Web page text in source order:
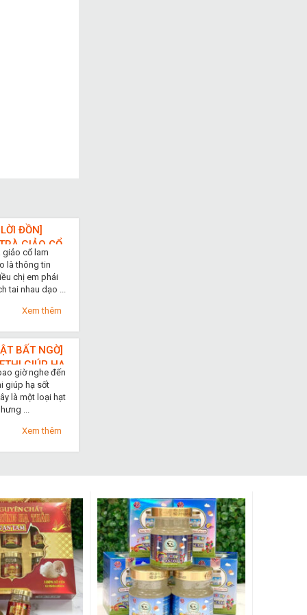
ĐỒN]
GIẢO CỔ
BÉO
giảo cổ lam
là thông tin
chị em phái
tai nhau dạo ...
Xem thêm
BẤT NGỜ]
GIÚP HẠ
NHANH
NÀO?
giờ nghe đến
giúp hạ sốt
là một loại hạt
...
Xem thêm